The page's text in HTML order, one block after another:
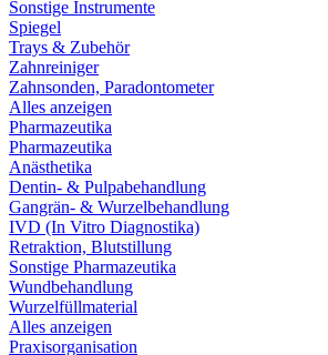
Sonstige Instrumente
Spiegel
Trays & Zubehör
Zahnreiniger
Zahnsonden, Paradontometer
Alles anzeigen
Pharmazeutika
Pharmazeutika
Anästhetika
Dentin- & Pulpabehandlung
Gangrän- & Wurzelbehandlung
IVD (In Vitro Diagnostika)
Retraktion, Blutstillung
Sonstige Pharmazeutika
Wundbehandlung
Wurzelfüllmaterial
Alles anzeigen
Praxisorganisation